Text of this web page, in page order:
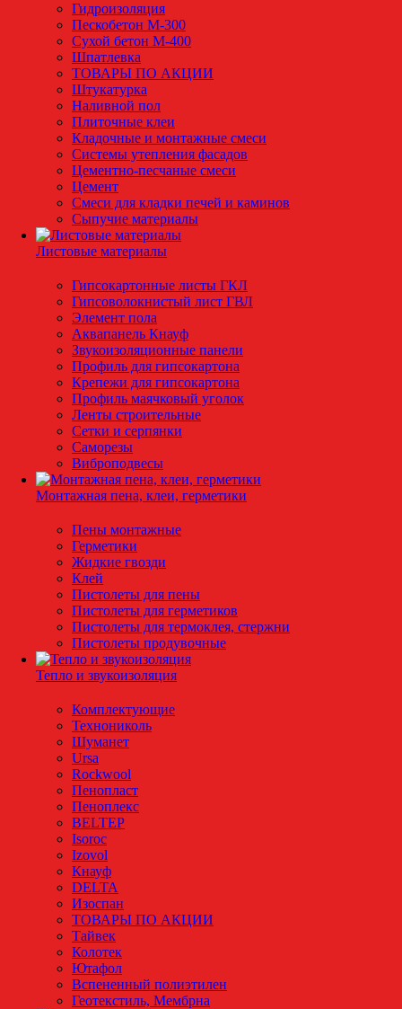
Гидроизоляция
Пескобетон М-300
Сухой бетон М-400
Шпатлевка
ТОВАРЫ ПО АКЦИИ
Штукатурка
Наливной пол
Плиточные клеи
Кладочные и монтажные смеси
Системы утепления фасадов
Цементно-песчаные смеси
Цемент
Смеси для кладки печей и каминов
Сыпучие материалы
Листовые материалы
Гипсокартонные листы ГКЛ
Гипсоволокнистый лист ГВЛ
Элемент пола
Аквапанель Кнауф
Звукоизоляционные панели
Профиль для гипсокартона
Крепежи для гипсокартона
Профиль маячковый уголок
Ленты строительные
Сетки и серпянки
Саморезы
Виброподвесы
Монтажная пена, клеи, герметики
Пены монтажные
Герметики
Жидкие гвозди
Клей
Пистолеты для пены
Пистолеты для герметиков
Пистолеты для термоклея, стержни
Пистолеты продувочные
Тепло и звукоизоляция
Комплектующие
Технониколь
Шуманет
Ursa
Rockwool
Пенопласт
Пеноплекс
BELTEP
Isoroc
Izovol
Кнауф
DELTA
Изоспан
ТОВАРЫ ПО АКЦИИ
Тайвек
Колотек
Ютафол
Вспененный полиэтилен
Геотекстиль, Мембрна